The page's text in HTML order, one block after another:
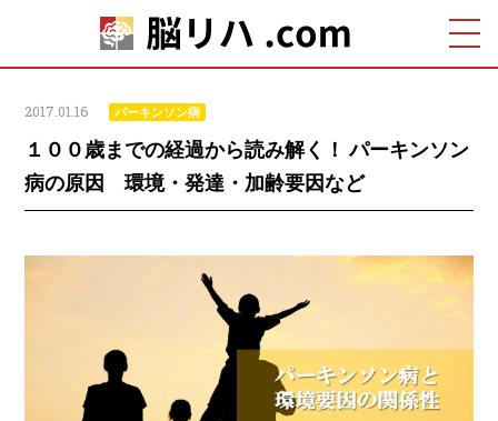
2017.01.16 パーキンソン病
１００歳までの経過から読み解く！ パーキンソン
病の原因 環境・発達・加齢要因など